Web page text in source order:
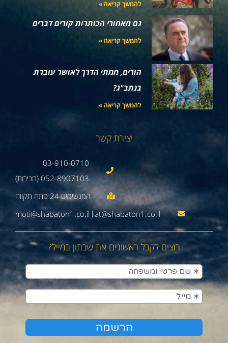
להמשך קריאה »
גם מאחורי הכותרות קורים דברים
להמשך קריאה »
הורים, ממתי הדרך לאושר עוברת
בנתב"ג?
להמשך קריאה »
יצירת קשר
03-910-0710
052-8907103 (מכירות)
moti@shabaton1.co.il liat@shabaton1.co.il
רוצים לקבל ראשונים את שבתון במייל?